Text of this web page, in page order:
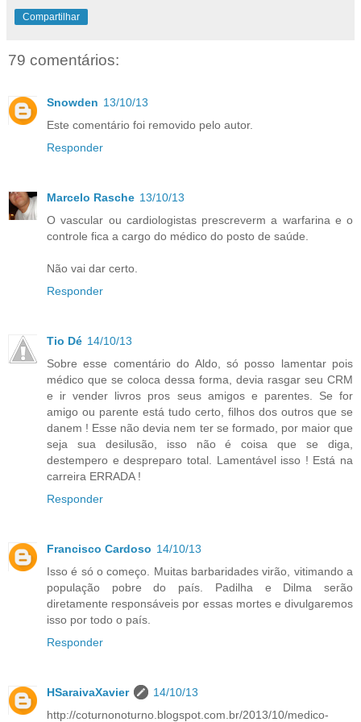
Compartilhar
79 comentários:
Snowden 13/10/13
Este comentário foi removido pelo autor.
Responder
Marcelo Rasche 13/10/13
O vascular ou cardiologistas prescreverm a warfarina e o
controle fica a cargo do médico do posto de saúde.
Não vai dar certo.
Responder
Tio Dé 14/10/13
Sobre esse comentário do Aldo, só posso lamentar pois
médico que se coloca dessa forma, devia rasgar seu CRM
e ir vender livros pros seus amigos e parentes. Se for
amigo ou parente está tudo certo, filhos dos outros que se
danem ! Esse não devia nem ter se formado, por maior que
seja sua desilusão, isso não é coisa que se diga,
destempero e despreparo total. Lamentável isso ! Está na
carreira ERRADA !
Responder
Francisco Cardoso 14/10/13
Isso é só o começo. Muitas barbaridades virão, vitimando a
população pobre do país. Padilha e Dilma serão
diretamente responsáveis por essas mortes e divulgaremos
isso por todo o país.
Responder
HSaraivaXavier
14/10/13
http://coturnonoturno.blogspot.com.br/2013/10/medico-